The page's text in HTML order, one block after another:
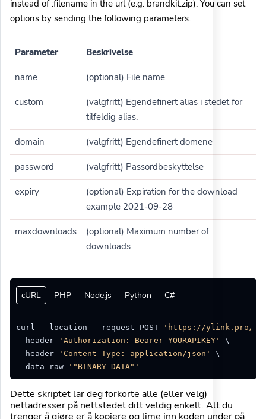
instead of :filename in the url (e.g. brandkit.zip). You can set
options by sending the following parameters.
Parameter Beskrivelse
name (optional) File name
custom
(valgfritt) Egendefinert alias i stedet for
tilfeldig alias.
domain (valgfritt) Egendefinert domene
password (valgfritt) Passordbeskyttelse
expiry
(optional) Expiration for the download
example 2021-09-28
maxdownloads
(optional) Maximum number of
downloads
cURL PHP Node.js Python C#
curl --location --request POST
'https://ylink.pro/api/
--header
'Authorization: Bearer YOURAPIKEY'
\
--header
'Content-Type: application/json'
\
--data-raw
'"BINARY DATA"'
Dette skriptet lar deg forkorte alle (eller velg)
nettadresser på nettstedet ditt veldig enkelt. Alt du